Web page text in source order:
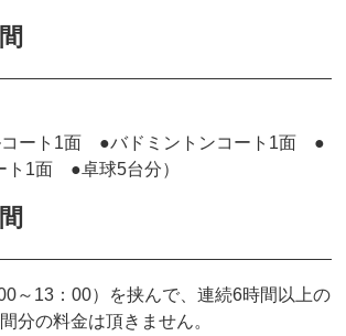
コート1面 ●バドミントンコート1面 ●
ト1面 ●卓球5台分）
～13：00）を挟んで、連続6時間以上の
分の料金は頂きません。